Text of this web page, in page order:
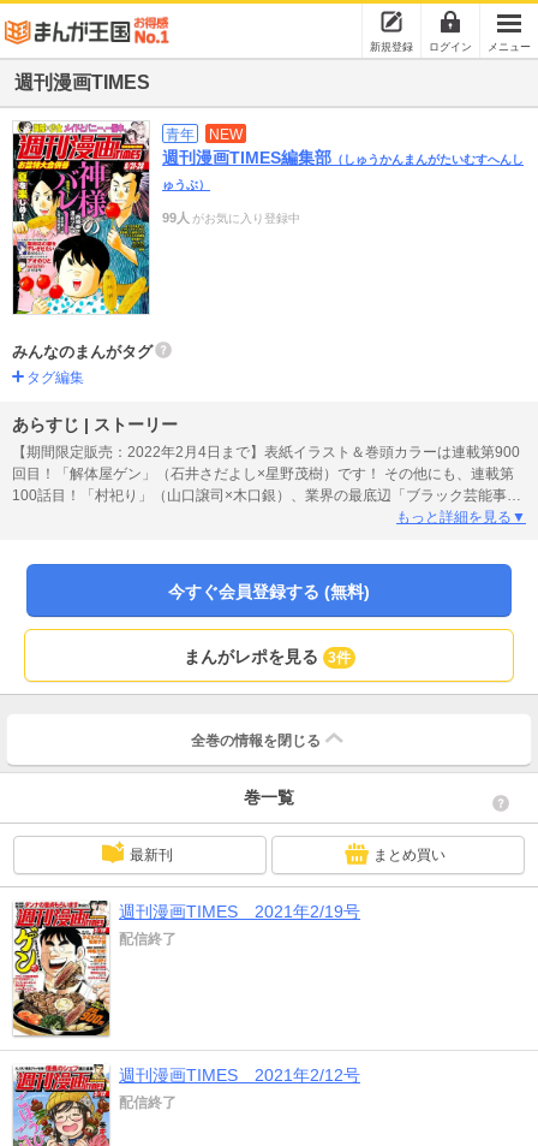
新規登録 ログイン メニュー
週刊漫画TIMES
青年 NEW
週刊漫画TIMES編集部 （しゅうかんまんがたいむすへんし
ゅうぶ）
99人 がお気に入り登録中
みんなのまんがタグ
タグ編集
あらすじ | ストーリー
【期間限定販売：2022年2月4日まで】表紙イラスト＆巻頭カラーは連載第900
回目！「解体屋ゲン」（石井さだよし×星野茂樹）です！ その他にも、連載第
100話目！「村祀り」（山口譲司×木口銀）、業界の最底辺「ブラック芸能事務
所ですが何か？」（usi）、ココロとカラダに優しいお店「雑貨店とある」（上
もっと詳細を見る▼
今すぐ会員登録する (無料)
まんがレポを見る 3件
全巻の情報を 閉じる
巻一覧
最新刊 まとめ買い
週刊漫画TIMES 2021年2/19号
配信終了
週刊漫画TIMES 2021年2/12号
配信終了